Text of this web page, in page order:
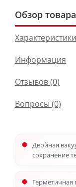
Обзор товара
Характеристики
Информация
Отзывов (0)
Вопросы (0)
Двойная
сохранение
Герметичная